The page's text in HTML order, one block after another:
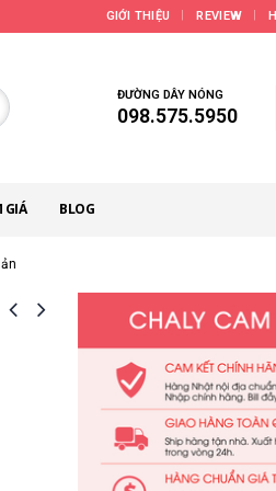
GIỚI THIỆU REVIEW
ĐƯỜNG DÂY NÓNG
098.575.5950
GIÁ BLOG